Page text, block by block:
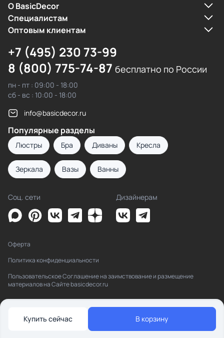
Купить сейчас В корзину
О BasicDecor
Cпециалистам
Оптовым клиентам
+7 (495) 230 73-99
8 (800) 775-74-87 бесплатно по России
пн - пт : 09:00 - 18:00
сб - вс : 10:00 - 18:00
info@basicdecor.ru
Популярные разделы
Люстры Бра Диваны Кресла
Зеркала Вазы Ванны
Соц. сети Дизайнерам
Оферта
Политика конфиденциальности
Пользовательское Соглашение на заимствование и размещение
материалов на Сайте basicdecor.ru